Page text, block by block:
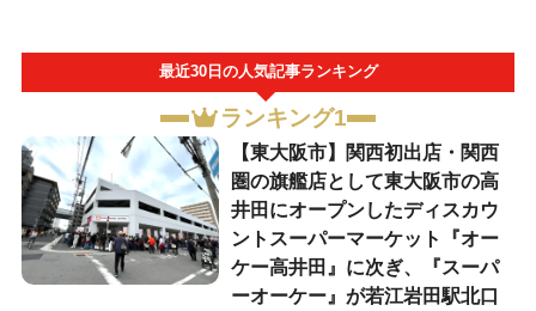
最近30日の人気記事ランキング
ランキング1
【東大阪市】関西初出店・関西
圏の旗艦店として東大阪市の高
井田にオープンしたディスカウ
ントスーパーマーケット『オー
ケー高井田』に次ぎ、『スーパ
ーオーケー』が若江岩田駅北口